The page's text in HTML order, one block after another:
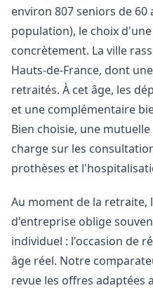
environ 807 seniors de 60
population), le choix
concrètement. La ville
Hauts-de-France, dont
retraités. À cet âge, les
et une complémentaire
Bien choisie, une
charge sur les
prothèses et
Au moment de la retraite,
d'entreprise oblige
individuel : l'occasion de
âge réel. Notre
revue les offres adaptées